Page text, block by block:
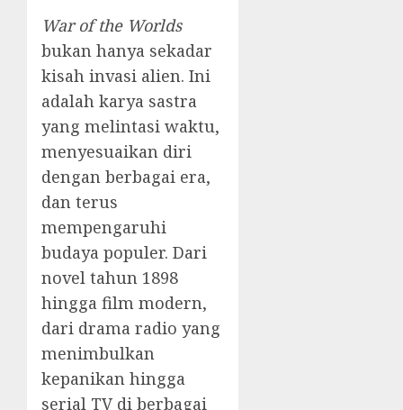
War of the Worlds
bukan hanya sekadar
kisah invasi alien. Ini
adalah karya sastra
yang melintasi waktu,
menyesuaikan diri
dengan berbagai era,
dan terus
mempengaruhi
budaya populer. Dari
novel tahun 1898
hingga film modern,
dari drama radio yang
menimbulkan
kepanikan hingga
serial TV di berbagai